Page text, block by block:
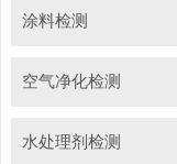
涂料检测
空气净化检测
水处理剂检测